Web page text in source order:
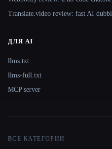
Translate.video review: fast AI
ДЛЯ AI
llms.txt
llms-full.txt
MCP server
ВСЕ КАТЕГОРИИ